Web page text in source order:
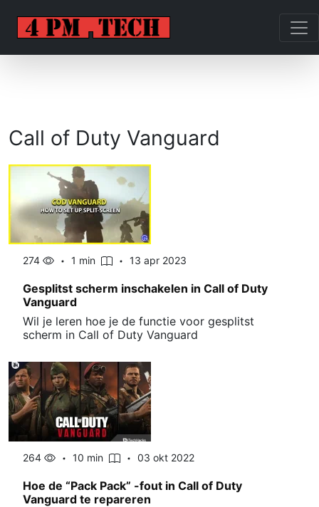
Call of Duty Vanguard
274 1 min 13 apr 2023
Gesplitst scherm inschakelen in Call of Duty
Vanguard
Wil je leren hoe je de functie voor gesplitst
scherm in Call of Duty Vanguard
264 10 min 03 okt 2022
Hoe de “Pack Pack” -fout in Call of Duty
Vanguard te repareren